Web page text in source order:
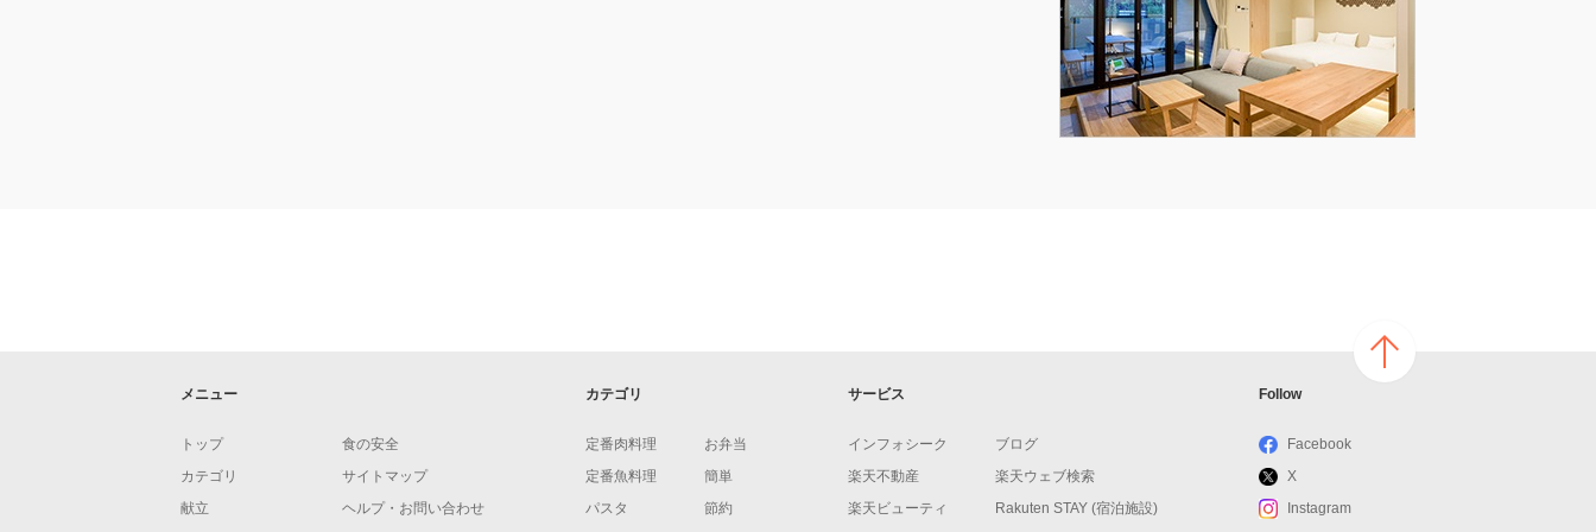
メニュー
トップ
カテゴリ
献立
食の安全
サイトマップ
ヘルプ・お問い合わせ
カテゴリ
定番肉料理
定番魚料理
パスタ
お弁当
簡単
節約
サービス
インフォシーク
楽天不動産
楽天ビューティ
ブログ
楽天ウェブ検索
Rakuten STAY (宿泊施設)
Follow
Facebook
X
Instagram